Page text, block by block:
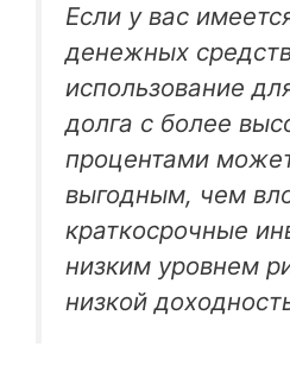
Если у вас
денежных
использование
долга с более
процентами
выгодным, чем
краткосрочные
низким уровнем
низкой